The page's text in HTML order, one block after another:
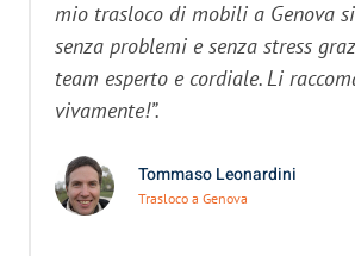
mio trasloco di mobili a Genova
senza problemi e senza stress
team esperto e cordiale. Li
vivamente!”.
Tommaso Leonardini
Trasloco a Genova